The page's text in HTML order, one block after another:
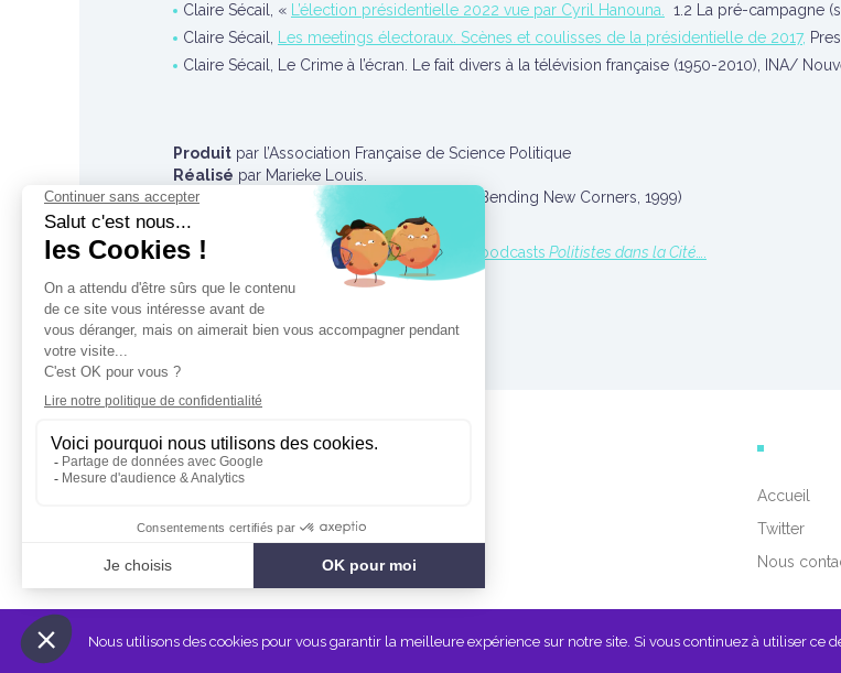
Claire Sécail, «
L’élection présidentielle 2022 vue par Cyril Hanouna.
1.2 La pré-campagne
Claire Sécail,
Les meetings électoraux. Scènes et coulisses de la présidentielle de 2017,
Claire Sécail, Le Crime à l’écran. Le fait divers à la télévision française (1950-2010), INA/
Produit par l’Association Française de Science Politique
Réalisé par Marieke Louis.
Générique
: Friendly Fire par Erik Truffaz (Bending New Corners, 1999)
Retrouver tous les épisodes de la série de podcasts Politistes dans la Cité
(Crédit Photo : Claire Sécail)
Accueil
Twitter
Nous
Nous utilisons des cookies pour vous garantir la meilleure expérience sur notre site. Si vous continuez à utiliser ce